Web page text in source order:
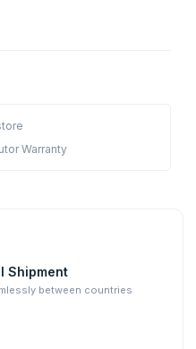
Warranty
Shipment
between countries